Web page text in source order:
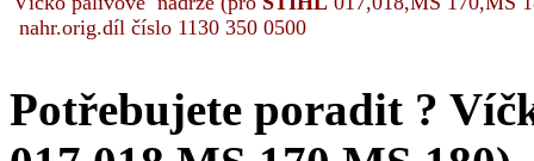
nahr.orig.díl číslo 1130 350 0500
Potřebujete poradit ?